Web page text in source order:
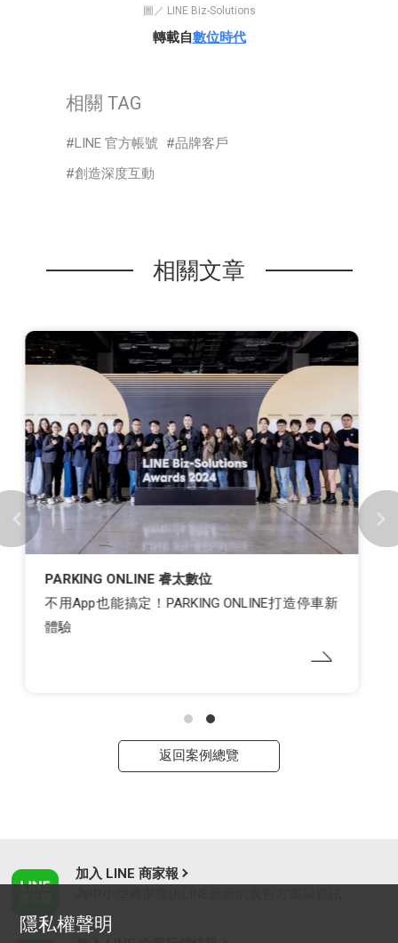
圖／ LINE Biz-Solutions
轉載自數位時代
相關 TAG
LINE 官方帳號
品牌客戶
創造深度互動
相關文章
LUXGEN 納智捷
納智捷以LINE為平台整合各項數據，提高銷售效率
與顧客體驗
返回案例總覽
加入 LINE 商家報
隱私權聲明